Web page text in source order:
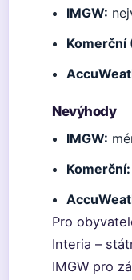
IMGW:
Komerční
Nevýhody
IMGW:
Komerční:
Pro
Interia –
IMGW pro